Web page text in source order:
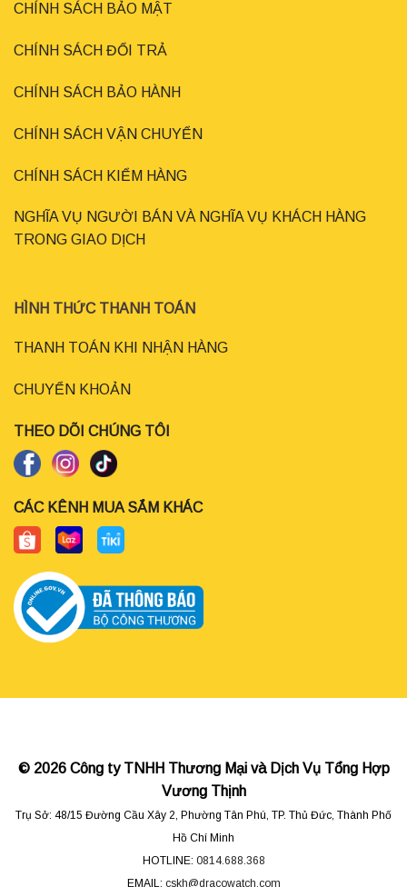
CHÍNH SÁCH BẢO MẬT
CHÍNH SÁCH ĐỔI TRẢ
CHÍNH SÁCH BẢO HÀNH
CHÍNH SÁCH VẬN CHUYỂN
CHÍNH SÁCH KIỂM HÀNG
NGHĨA VỤ NGƯỜI BÁN VÀ NGHĨA VỤ KHÁCH HÀNG
TRONG GIAO DỊCH
HÌNH THỨC THANH TOÁN
THANH TOÁN KHI NHẬN HÀNG
CHUYỂN KHOẢN
THEO DÕI CHÚNG TÔI
CÁC KÊNH MUA SẮM KHÁC
© 2026 Công ty TNHH Thương Mại và Dịch Vụ Tổng Hợp
Vương Thịnh
Trụ Sở: 48/15 Đường Cầu Xây 2, Phường Tân Phú, TP. Thủ Đức, Thành Phố
Hồ Chí Minh
HOTLINE: 0814.688.368
EMAIL: cskh@dracowatch.com